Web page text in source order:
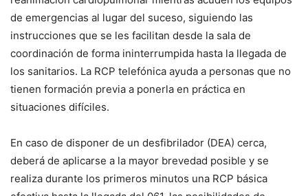
de emergencias al lugar del suceso, siguiendo las
instrucciones que se les facilitan desde la sala de
coordinación de forma ininterrumpida hasta la llegada de
los sanitarios. La RCP telefónica ayuda a personas que no
tienen formación previa a ponerla en práctica en
situaciones difíciles.
En caso de disponer de un desfibrilador (DEA) cerca,
deberá de aplicarse a la mayor brevedad posible y se
realiza durante los primeros minutos una RCP básica